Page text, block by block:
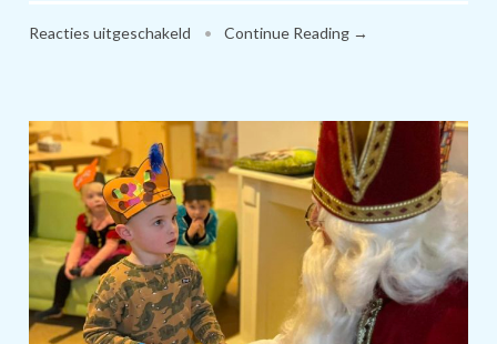
Reacties uitgeschakeldvoor
• Continue Reading →